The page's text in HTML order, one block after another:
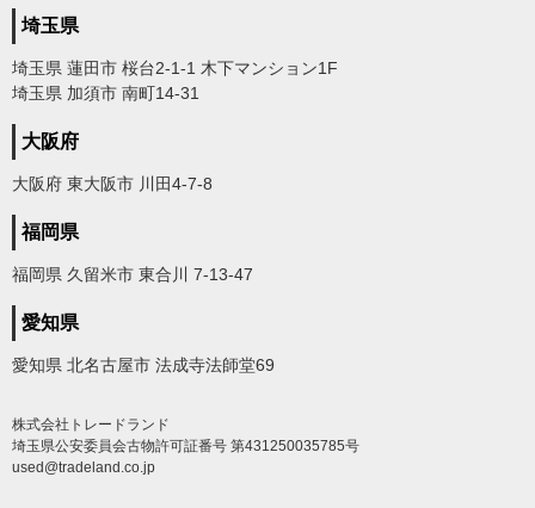
埼玉県
埼玉県 蓮田市 桜台2-1-1 木下マンション1F
埼玉県 加須市 南町14-31
大阪府
大阪府 東大阪市 川田4-7-8
福岡県
福岡県 久留米市 東合川 7-13-47
愛知県
愛知県 北名古屋市 法成寺法師堂69
株式会社トレードランド
埼玉県公安委員会古物許可証番号 第431250035785号
used@tradeland.co.jp